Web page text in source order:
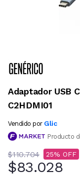
Adaptador USB
C2HDMI01
Vendido por Glic
Producto
$110.704 25
$83.028